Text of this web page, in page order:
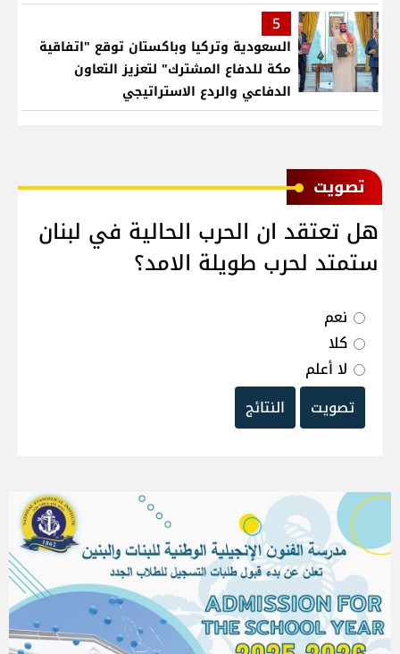
5
السعودية وتركيا وباكستان توقع "اتفاقية
مكة للدفاع المشترك" لتعزيز التعاون
الدفاعي والردع الاستراتيجي
ﺗﺼﻮﻳﺖ
هل تعتقد ان الحرب الحالية في لبنان
ستمتد لحرب طويلة الامد؟
نعم
كلا
لا أعلم
تصويت
النتائج